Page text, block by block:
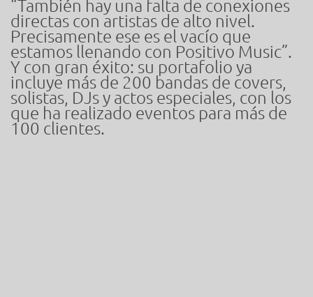
“También hay una falta de conexiones
directas con artistas de alto nivel.
Precisamente ese es el vacío que
estamos llenando con Positivo Music”.
Y con gran éxito: su portafolio ya
incluye más de 200 bandas de covers,
solistas, DJs y actos especiales, con los
que ha realizado eventos para más de
100 clientes.